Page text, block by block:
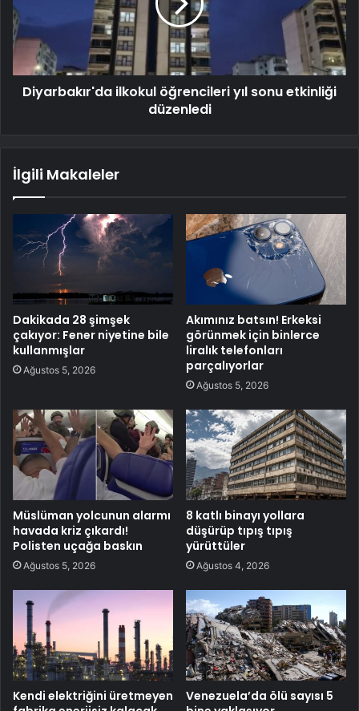
Diyarbakır'da ilkokul öğrencileri yıl sonu etkinliği
düzenledi
İlgili Makaleler
Dakikada 28 şimşek
çakıyor: Fener niyetine bile
kullanmışlar
Ağustos 5, 2026
Akımınız batsın! Erkeksi
görünmek için binlerce
liralık telefonları
parçalıyorlar
Ağustos 5, 2026
Müslüman yolcunun alarmı
havada kriz çıkardı!
Polisten uçağa baskın
Ağustos 5, 2026
8 katlı binayı yollara
düşürüp tıpış tıpış
yürüttüler
Ağustos 4, 2026
Kendi elektriğini üretmeyen
Venezuela’da ölü sayısı 5